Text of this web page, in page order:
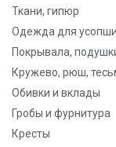
Ткани, гипюр
Одежда для
Покрывала,
Кружево, рюш,
Обивки и вклады
Гробы и фурнитура
Кресты